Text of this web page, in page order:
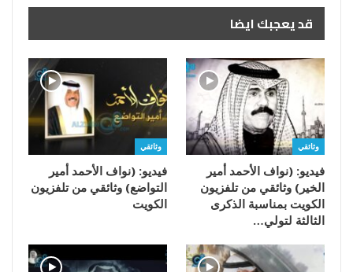
قد يعجبك ايضا
وثائقي
فيديو: (نواف الأحمد أمير
الخير) وثائقي من تلفزيون
الكويت بمناسبة الذكرى
الثالثة لتولي…
وثائقي
فيديو: (نواف الأحمد أمير
التواضع) وثائقي من تلفزيون
الكويت